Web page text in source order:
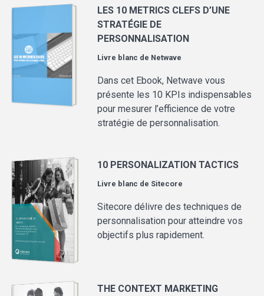
LES 10 METRICS CLEFS D’UNE
STRATÉGIE DE
PERSONNALISATION
Livre blanc de Netwave
Dans cet Ebook, Netwave vous
présente les 10 KPIs indispensables
pour mesurer l’efficience de votre
stratégie de personnalisation.
10 PERSONALIZATION TACTICS
Livre blanc de Sitecore
Sitecore délivre des techniques de
personnalisation pour atteindre vos
objectifs plus rapidement.
THE CONTEXT MARKETING